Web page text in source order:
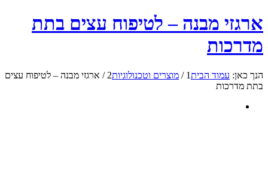
ארגזי מבנה – לטיפוח עצים בתת
מדרכות
הנך כאן: עמוד הבית1
/ מוצרים וטכנולוגיות2
/ ארגזי מבנה – לטיפוח עצים
בתת מדרכות